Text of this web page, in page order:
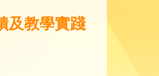
及教學實踐